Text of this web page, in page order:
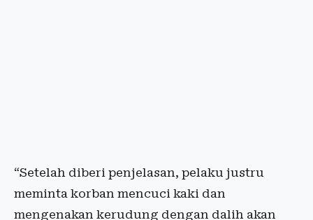
“Setelah diberi penjelasan, pelaku justru
meminta korban mencuci kaki dan
mengenakan kerudung dengan dalih akan